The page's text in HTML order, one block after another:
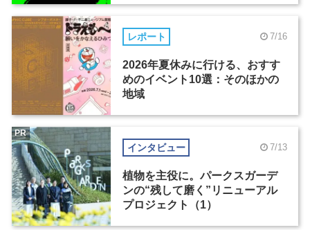
レポート 7/16
2026年夏休みに行ける、おすす
めのイベント10選：そのほかの
地域
インタビュー 7/13
植物を主役に。パークスガーデ
ンの“残して磨く”リニューアル
プロジェクト（1）
PR